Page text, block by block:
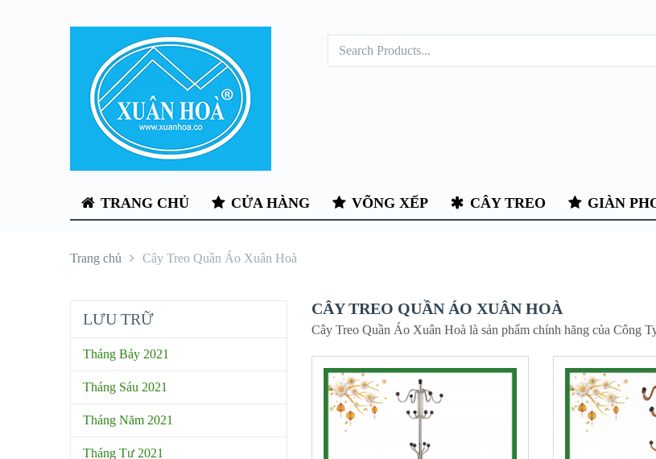
TRANG CHỦ CỬA HÀNG VÕNG XẾP CÂY TREO GIÀN
Trang chủ Cây Treo Quần Áo Xuân Hoà
CÂY TREO QUẦN ÁO XUÂN HOÀ
Cây Treo Quần Áo Xuân Hoà là sản phẩm chính hãng của Công
LƯU TRỮ
Tháng Bảy 2021
Tháng Sáu 2021
Tháng Năm 2021
Tháng Tư 2021